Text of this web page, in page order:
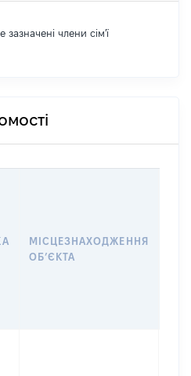
члени сім'ї
МІСЦЕЗНАХОДЖЕННЯ
ОБʼЄКТА